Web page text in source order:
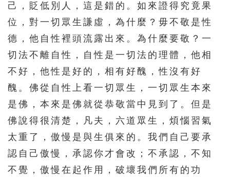
己，貶低別人，這是錯的。如來證得究竟果
位，對一切眾生謙虛，為什麼？毋不敬是性
德，他自性裡頭流露出來。為什麼要敬？一
切法不離自性，自性是一切法的理體，他相
不好，他性是好的，相有好醜，性沒有好
醜。佛從自性上看一切眾生，一切眾生本來
是佛，本來是佛就從恭敬當中見到了。但是
佛說得很清楚，凡夫，六道眾生，煩惱習氣
太重了，傲慢是與生俱來的。我們自己要承
認自己傲慢，承認你才會改；不承認，不知
不覺，傲慢在起作用，破壞我們所有的功